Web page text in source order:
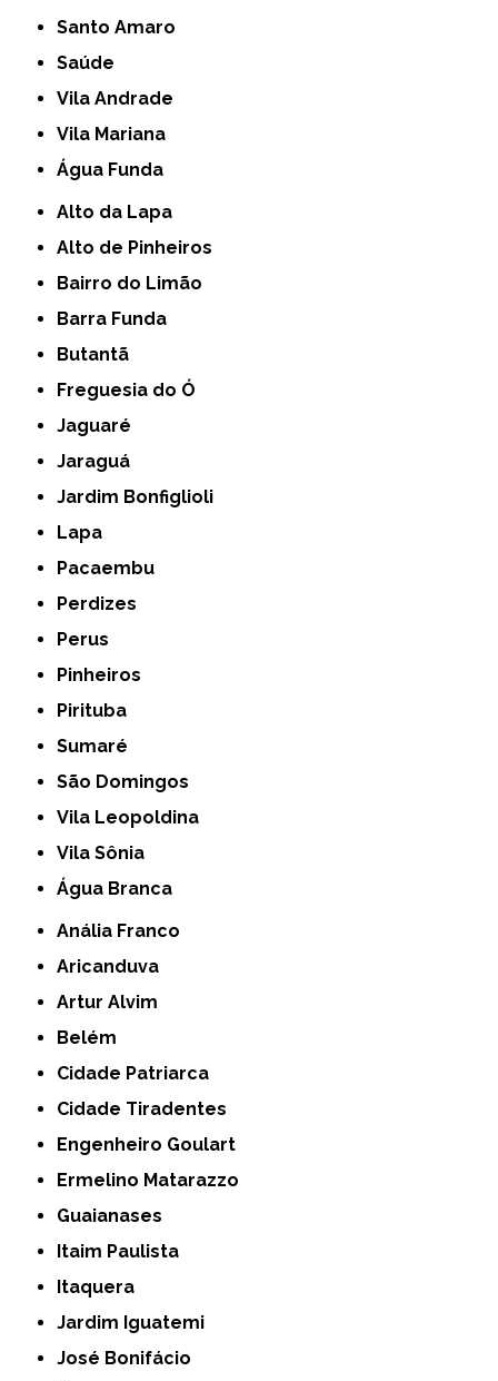
Santo Amaro
Saúde
Vila Andrade
Vila Mariana
Água Funda
Alto da Lapa
Alto de Pinheiros
Bairro do Limão
Barra Funda
Butantã
Freguesia do Ó
Jaguaré
Jaraguá
Jardim Bonfiglioli
Lapa
Pacaembu
Perdizes
Perus
Pinheiros
Pirituba
Sumaré
São Domingos
Vila Leopoldina
Vila Sônia
Água Branca
Anália Franco
Aricanduva
Artur Alvim
Belém
Cidade Patriarca
Cidade Tiradentes
Engenheiro Goulart
Ermelino Matarazzo
Guaianases
Itaim Paulista
Itaquera
Jardim Iguatemi
José Bonifácio